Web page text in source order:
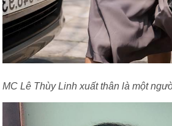
MC Lê Thùy Linh xuất thân là một